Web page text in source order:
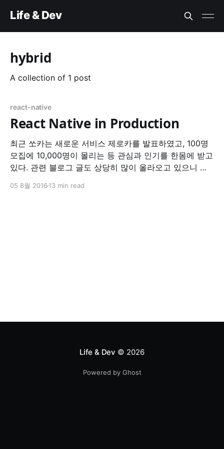
Life & Dev
hybrid
A collection of 1 post
react-native
React Native in Production
최근 쏘카는 새로운 서비스 제로카를 발표하였고, 100명
모집에 10,000명이 몰리는 등 관심과 인기를 한몸에 받고
있다. 관련 블로그 글도 상당히 많이 올라오고 있으니 궁
인도되는 차량인 동시에, 쏘카로서 서비스 내에서 운영되
05 8월 2016 13 min read
Life & Dev © 2026
Powered by Ghost